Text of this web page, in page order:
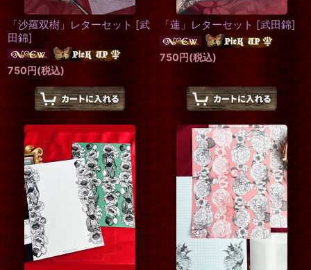
「沙羅双樹」レターセット [武
田錦]
750円(税込)
「蓮」レターセット [武田錦]
750円(税込)